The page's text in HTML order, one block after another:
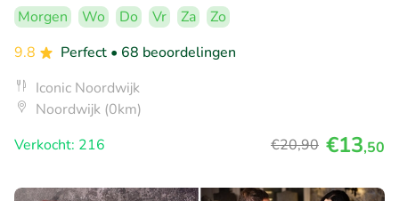
Morgen Wo Do Vr Za
Zo
9.8
Perfect • 68 beoordelingen
Iconic Noordwijk
Noordwijk (0km)
Verkocht: 216
€20,90 €13,50